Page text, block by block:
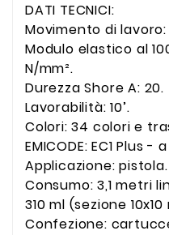
DATI TECNICI:
Movimento di lavoro:
Modulo elastico al
N/mm².
Durezza Shore A: 20.
Lavorabilità: 10’.
Colori: 34 colori e
EMICODE: EC1 Plus
Applicazione: pistola.
Consumo: 3,1 metri
310 ml (sezione 10x10
Confezione: